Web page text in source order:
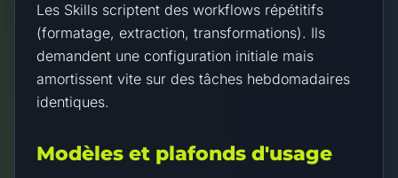
Les Skills scriptent des workflows répétitifs
(formatage, extraction, transformations). Ils
demandent une configuration initiale mais
amortissent vite sur des tâches hebdomadaires
identiques.
Modèles et plafonds d'usage